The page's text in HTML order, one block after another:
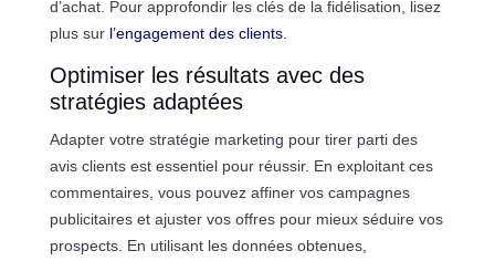
d’achat. Pour approfondir les clés de la fidélisation, lisez
plus sur l’engagement des clients.
Optimiser les résultats avec des
stratégies adaptées
Adapter votre stratégie marketing pour tirer parti des
avis clients est essentiel pour réussir. En exploitant ces
commentaires, vous pouvez affiner vos campagnes
publicitaires et ajuster vos offres pour mieux séduire vos
prospects. En utilisant les données obtenues,